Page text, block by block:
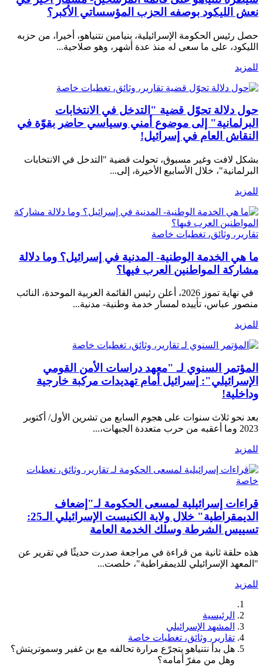
نعش الليكود بوصفه الحزب المؤسساتي الأكبر؟
حصل رئيس الحكومة الإسرائيلية، بنيامين نتنياهو، أخيرا، من حزبه
الليكود، على ما سعى له منذ عدة أشهر، وهو صلاحية...
للمزيد
تقارير، وثائق، تغطيات خاصة
حول دلالة تحوّل قضية "التدخل في الانتخابات
البرلمانية" إلى موضوع أمني وسياسي حاضر بقوّة في
النقاش العام في إسرائيل!
بشكل لافت وغير مسبوق، تحولت قضية "التدخل في الانتخابات
البرلمانية"، خلال الأسابيع الأخيرة، إلى...
للمزيد
تقارير، وثائق، تغطيات خاصة
ما هي الخدمة الوطنية- المدنية في إسرائيل؟ وما دلالة
مشاركة المواطنين العرب فيها؟
في نهاية تموز 2026، أعلن رئيس القائمة العربية الموحدة، النائب
منصور عباس، تأييده لمسار خدمة وطنية- مدنية...
للمزيد
تقارير، وثائق، تغطيات خاصة
المؤتمر السنوي لـ "معهد دراسات الأمن القومي
الإسرائيلي": إسرائيل أمام تهديدات مركبة خارجية
وداخلية!
بعد نحو ثلاث سنوات على هجوم السابع من تشرين الأول/ أكتوبر
2023 وما أعقبه من حرب متعددة الجبهات،...
للمزيد
تقارير، وثائق، تغطيات
خاصة
قراءات إسرائيلية لمسعى الحكومة لـ"إضعاف
الديمقراطية" خلال ولاية الكنيست الإسرائيلي الـ25:
تسييس الشرطة وسلك الخدمة العامة
هذه حلقة ثانية من قراءة في مراجعة صدرت حديثًا في تقرير عن
"المعهد الإسرائيلي للديمقراطية"، خلصت...
للمزيد
الرئيسية
المشهد الإسرائيلي
تقارير، وثائق، تغطيات خاصة
هل بدأ نتنياهو يتجرّع مرارة تحالفه مع بن غفير وسموتريتش؟
وهل من مفرّ أمامه؟